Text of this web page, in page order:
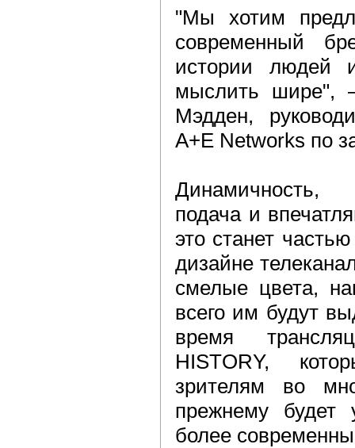
"Мы хотим
современный
истории людей
мыслить шире",
Мэдден,
A+E Networks по
Динамичность,
подача и
это станет
дизайне
смелые цвета,
всего им будут
время
HISTORY,
зрителям во
прежнему будет
более